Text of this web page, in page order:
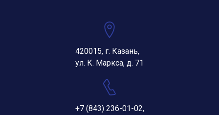
420015, г. Казань,
ул. К. Маркса, д. 71
+7 (843) 236-01-02,